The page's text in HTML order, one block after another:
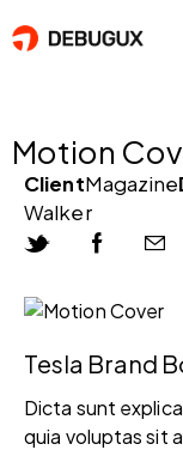
Motion
ClientMagazine
Walker
Tesla Brand
Dicta sunt
quia voluptas sit